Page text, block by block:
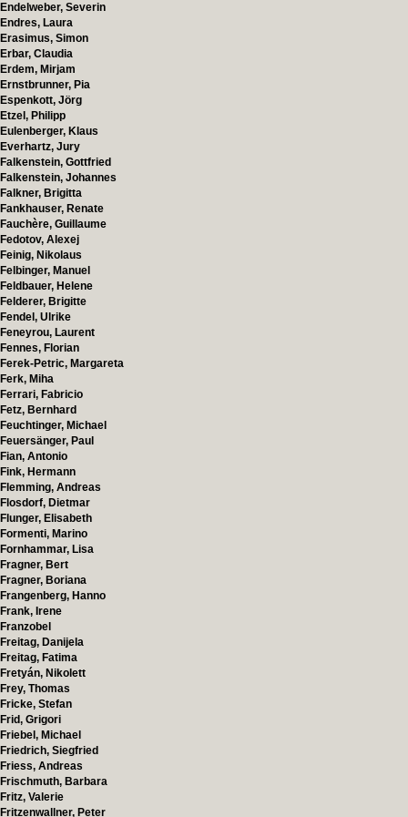
Endelweber, Severin
Endres, Laura
Erasimus, Simon
Erbar, Claudia
Erdem, Mirjam
Ernstbrunner, Pia
Espenkott, Jörg
Etzel, Philipp
Eulenberger, Klaus
Everhartz, Jury
Falkenstein, Gottfried
Falkenstein, Johannes
Falkner, Brigitta
Fankhauser, Renate
Fauchère, Guillaume
Fedotov, Alexej
Feinig, Nikolaus
Felbinger, Manuel
Feldbauer, Helene
Felderer, Brigitte
Fendel, Ulrike
Feneyrou, Laurent
Fennes, Florian
Ferek-Petric, Margareta
Ferk, Miha
Ferrari, Fabricio
Fetz, Bernhard
Feuchtinger, Michael
Feuersänger, Paul
Fian, Antonio
Fink, Hermann
Flemming, Andreas
Flosdorf, Dietmar
Flunger, Elisabeth
Formenti, Marino
Fornhammar, Lisa
Fragner, Bert
Fragner, Boriana
Frangenberg, Hanno
Frank, Irene
Franzobel
Freitag, Danijela
Freitag, Fatima
Fretyán, Nikolett
Frey, Thomas
Fricke, Stefan
Frid, Grigori
Friebel, Michael
Friedrich, Siegfried
Friess, Andreas
Frischmuth, Barbara
Fritz, Valerie
Fritzenwallner, Peter